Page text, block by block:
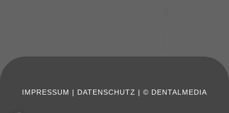
IMPRESSUM | DATENSCHUTZ | © DENTALMEDIA